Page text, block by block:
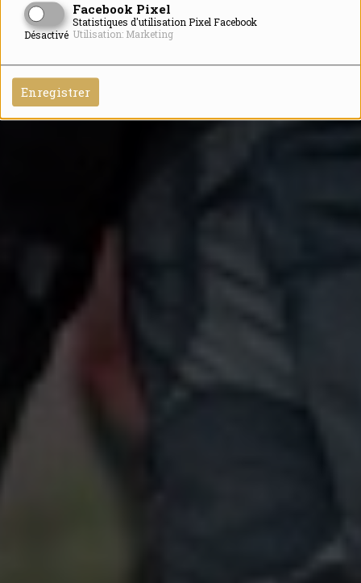
Facebook Pixel
Désactivé
Statistiques d'utilisation Pixel Facebook
Utilisation: Marketing
Enregistrer